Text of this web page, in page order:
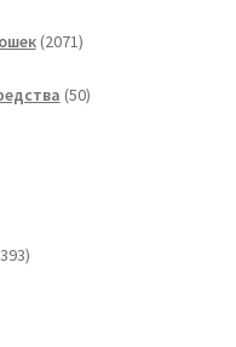
20712071
5050
8393